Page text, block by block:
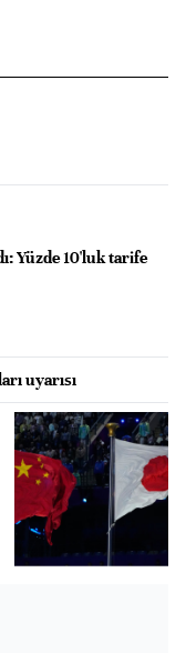
Yüzde 10'luk tarife
uyarısı